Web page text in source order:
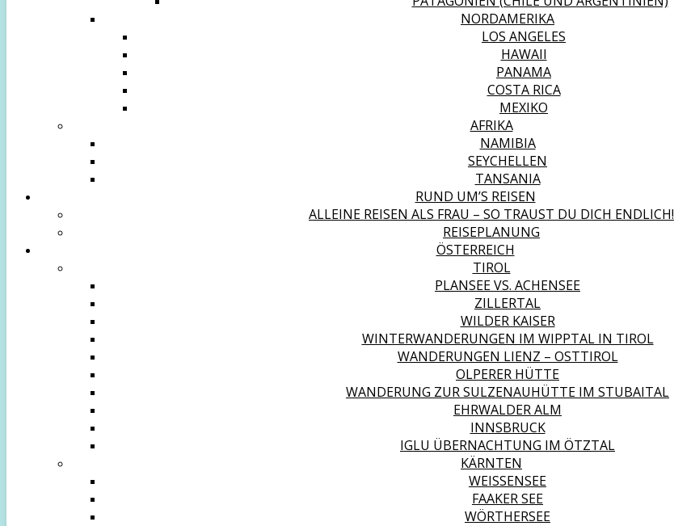
NORDAMERIKA
LOS ANGELES
HAWAII
PANAMA
COSTA RICA
MEXIKO
AFRIKA
NAMIBIA
SEYCHELLEN
TANSANIA
RUND UM’S REISEN
ALLEINE REISEN ALS FRAU – SO TRAUST DU DICH ENDLICH!
REISEPLANUNG
ÖSTERREICH
TIROL
PLANSEE VS. ACHENSEE
ZILLERTAL
WILDER KAISER
WINTERWANDERUNGEN IM WIPPTAL IN TIROL
WANDERUNGEN LIENZ – OSTTIROL
OLPERER HÜTTE
WANDERUNG ZUR SULZENAUHÜTTE IM STUBAITAL
EHRWALDER ALM
INNSBRUCK
IGLU ÜBERNACHTUNG IM ÖTZTAL
KÄRNTEN
WEISSENSEE
FAAKER SEE
WÖRTHERSEE